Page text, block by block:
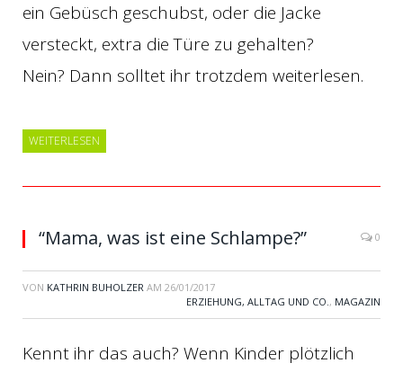
ein Gebüsch geschubst, oder die Jacke
versteckt, extra die Türe zu gehalten?
Nein? Dann solltet ihr trotzdem weiterlesen.
WEITERLESEN
“Mama, was ist eine Schlampe?” 0
VON KATHRIN BUHOLZER AM 26/01/2017
ERZIEHUNG, ALLTAG UND CO., MAGAZIN
Kennt ihr das auch? Wenn Kinder plötzlich